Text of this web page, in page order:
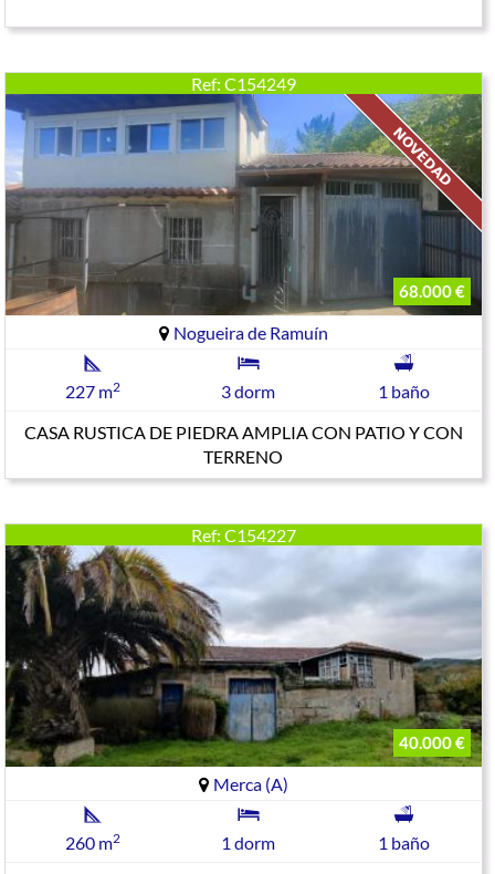
Ref: C154249
68.000 €
Nogueira de Ramuín
227 m2 3 dorm
1 baño
CASA RUSTICA DE PIEDRA AMPLIA CON PATIO Y CON
TERRENO
Ref: C154227
40.000 €
Merca (A)
260 m2 1 dorm
1 baño